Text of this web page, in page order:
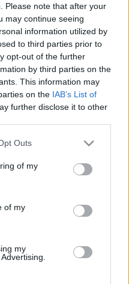
Please note that after your
may continue seeing
information utilized by
to third parties prior to
opt-out of the further
by third parties on the
This information may
on the IAB’s List of
further disclose it to other
uses one or more Google
You may click to
its third-party tags to
purposes in below Google
Outs
of my
of my
my
havi 800 ezer a
tavaly, november 27-
a Dél-Pesti Jahn
mosdójában. Az
után…